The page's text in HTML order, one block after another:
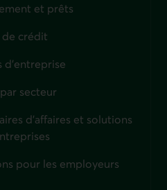
et prêts
de crédit
d'entreprise
secteur
d’affaires et solutions
pour les employeurs